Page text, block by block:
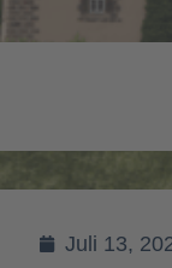
Juli 13,